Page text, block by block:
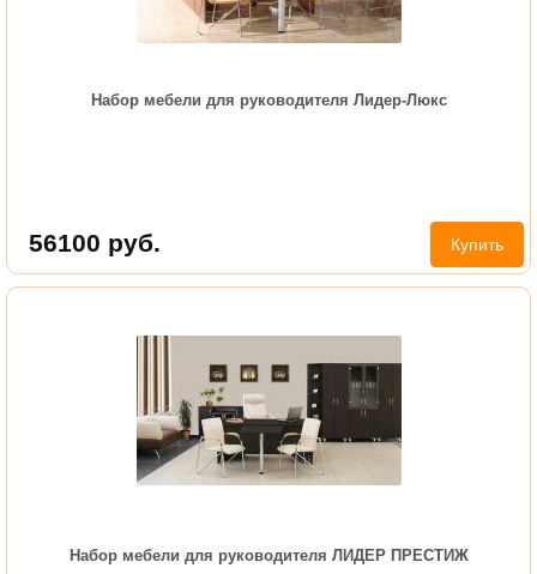
Набор мебели для руководителя Лидер-Люкс
56100 руб. Купить
Набор мебели для руководителя ЛИДЕР ПРЕСТИЖ